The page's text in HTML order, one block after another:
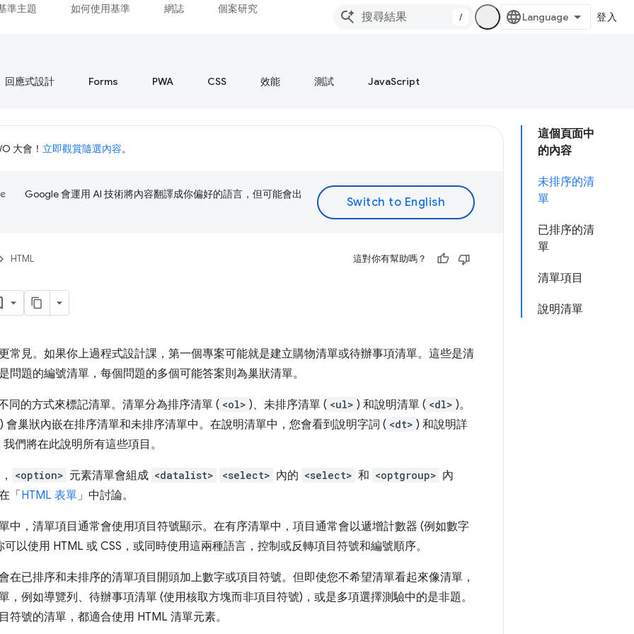
準主題 如何使用基準 網誌 個案研究
/ 登入
回應式設計 Forms PWA CSS 效能 測試 JavaScript
這個頁面中
的內容
未排序的清
單
已排序的清
單
清單項目
說明清單
大會！ 立即觀賞隨選內容。
Google 會運用 AI 技術將內容翻譯成你偏好的語言，但可能會出
HTML 這對你有幫助嗎？
常見。如果你上過程式設計課，第一個專案可能就是建立購物清單或待辦事項清單。這些是清
問題的編號清單，每個問題的多個可能答案則為巢狀清單。
同的方式來標記清單。清單分為排序清單 ( <ol> )、未排序清單 ( <ul> ) 和說明清單 ( <dl> )。
) 會巢狀內嵌在排序清單和未排序清單中。在說明清單中，您會看到說明字詞 ( <dt> ) 和說明詳
我們將在此說明所有這些項目。
<option> 元素清單會組成 <datalist> <select> 內的 <select> 和 <optgroup> 內
「 HTML 表單」中討論。
中，清單項目通常會使用項目符號顯示。在有序清單中，項目通常會以遞增計數器 (例如數字
以使用 HTML 或 CSS，或同時使用這兩種語言，控制或反轉項目符號和編號順序。
在已排序和未排序的清單項目開頭加上數字或項目符號。但即使您不希望清單看起來像清單，
，例如導覽列、待辦事項清單 (使用核取方塊而非項目符號)，或是多項選擇測驗中的是非題。
符號的清單，都適合使用 HTML 清單元素。